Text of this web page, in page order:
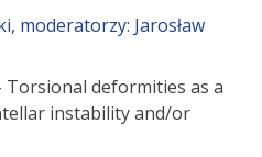
moderatorzy: Jarosław
Torsional deformities as a
instability and/or